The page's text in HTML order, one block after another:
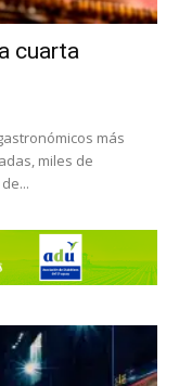
cuarta
más
miles de